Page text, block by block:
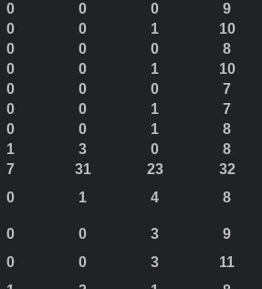
0 0 0
9
0 0 1
10
0 0 0
8
0 0 1
10
0 0 0
7
0 0 1
7
0 0 1
8
1 3 0
8
7 31 23
32
0 1 4
8
0 0 3
9
0 0 3
11